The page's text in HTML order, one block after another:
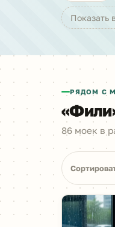
Показать
РЯДОМ С
86 моек в